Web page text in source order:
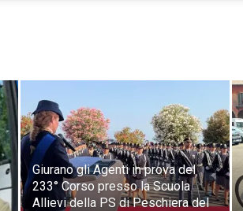
Giurano gli Agenti in prova del
233° Corso presso la Scuola
Allievi della PS di Peschiera del